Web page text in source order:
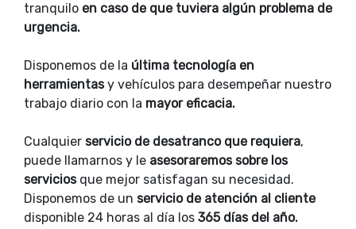
tranquilo en caso de que tuviera algún problema de
urgencia.
Disponemos de la última tecnología en
herramientasy vehículos para desempeñar nuestro
trabajo diario con la mayor eficacia.
Cualquier servicio de desatranco que requiera,
puede llamarnos y le asesoraremos sobre los
servicios que mejor satisfagan su necesidad.
Disponemos de un servicio de atención al cliente
disponible 24 horas al día los 365 días del año.